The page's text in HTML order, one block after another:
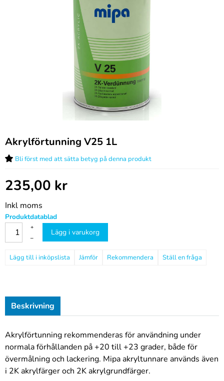
Akrylförtunning V25 1L
Bli först med att sätta betyg på denna produkt
235,00 kr
Inkl moms
Produktdatablad
+
–
Lägg i varukorg
Jämför Rekommendera Ställ en fråga
Beskrivning
Akrylförtunning rekommenderas för användning under
normala förhållanden på +20 till +23 grader, både för
övermålning och lackering. Mipa akryltunnare används även
i 2K akrylfärger och 2K akrylgrundfärger.